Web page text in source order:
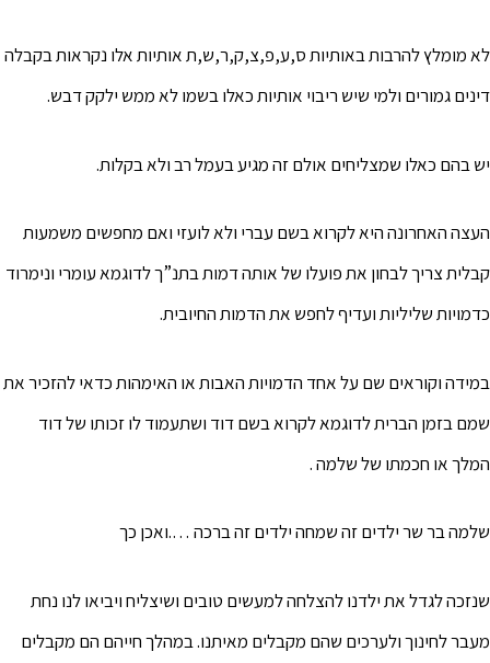
לא מומלץ להרבות באותיות ס,ע,פ,צ,ק,ר,ש,ת אותיות אלו נקראות בקבלה
דינים גמורים ולמי שיש ריבוי אותיות כאלו בשמו לא ממש ילקק דבש.
יש בהם כאלו שמצליחים אולם זה מגיע בעמל רב ולא בקלות.
העצה האחרונה היא לקרוא בשם עברי ולא לועזי ואם מחפשים משמעות
קבלית צריך לבחון את פועלו של אותה דמות בתנ”ך לדוגמא עומרי ונימרוד
כדמויות שליליות ועדיף לחפש את הדמות החיובית.
במידה וקוראים שם על אחד הדמויות האבות או האימהות כדאי להזכיר את
שמם בזמן הברית לדוגמא לקרוא בשם דוד ושתעמוד לו זכותו של דוד
המלך או חכמתו של שלמה .
שלמה בר שר ילדים זה שמחה ילדים זה ברכה ….ואכן כך
שנזכה לגדל את ילדנו להצלחה למעשים טובים ושיצליח ויביאו לנו נחת
מעבר לחינוך ולערכים שהם מקבלים מאיתנו. במהלך חייהם הם מקבלים